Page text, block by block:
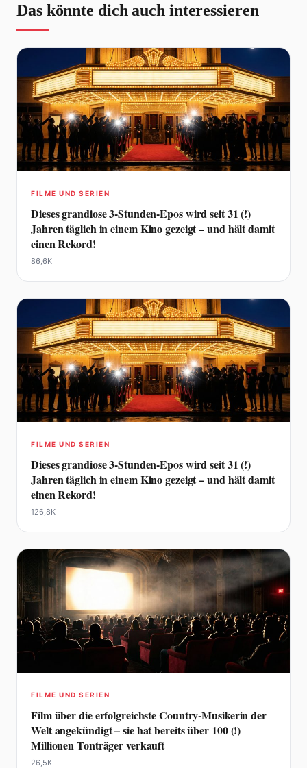
Das könnte dich auch interessieren
FILME UND SERIEN
Dieses grandiose 3-Stunden-Epos wird seit 31 (!)
Jahren täglich in einem Kino gezeigt – und hält damit
einen Rekord!
86,6K
FILME UND SERIEN
Dieses grandiose 3-Stunden-Epos wird seit 31 (!)
Jahren täglich in einem Kino gezeigt – und hält damit
einen Rekord!
126,8K
FILME UND SERIEN
Film über die erfolgreichste Country-Musikerin der
Welt angekündigt – sie hat bereits über 100 (!)
Millionen Tonträger verkauft
26,5K